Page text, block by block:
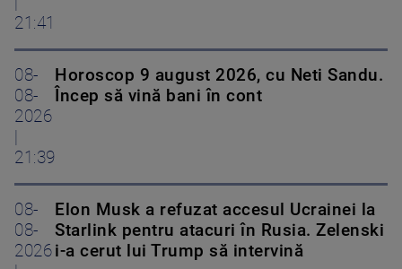
21:41
08-
08-
2026
21:39
Horoscop 9 august 2026, cu Neti Sandu.
Încep să vină bani în cont
08-
08-
2026
Elon Musk a refuzat accesul Ucrainei la
Starlink pentru atacuri în Rusia. Zelenski
i-a cerut lui Trump să intervină